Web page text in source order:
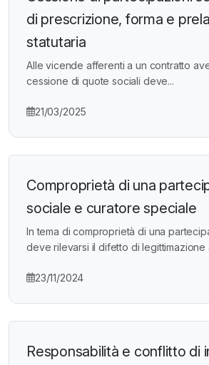
di prescrizione, forma e
statutaria
Alle vicende afferenti a un contratto
cessione di quote sociali deve...
21/03/2025
Comproprietà di una
sociale e curatore speciale
In tema di comproprietà di una
deve rilevarsi il difetto di legittimazione
23/11/2024
Responsabilità e conflitto di